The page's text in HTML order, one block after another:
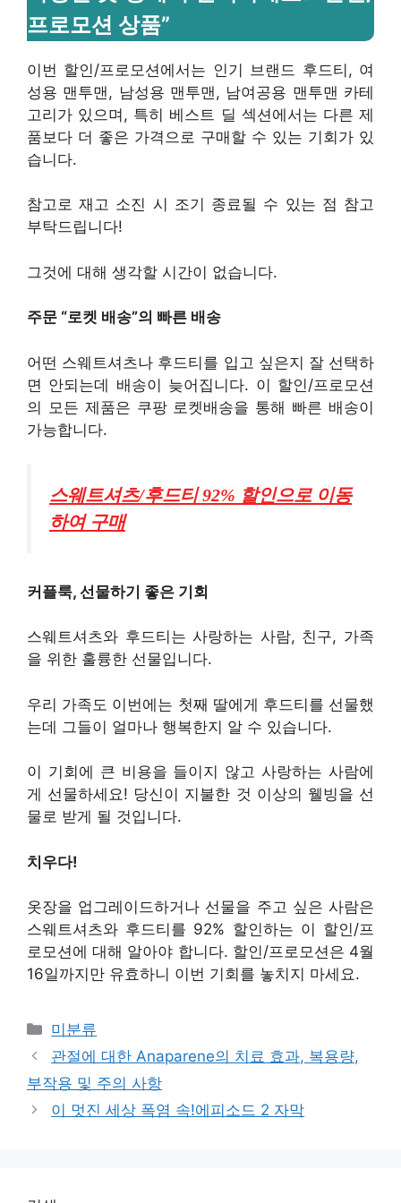
프로모션 상품”
이번 할인/프로모션에서는 인기 브랜드 후드티, 여
성용 맨투맨, 남성용 맨투맨, 남여공용 맨투맨 카테
고리가 있으며, 특히 베스트 딜 섹션에서는 다른 제
품보다 더 좋은 가격으로 구매할 수 있는 기회가 있
습니다.
참고로 재고 소진 시 조기 종료될 수 있는 점 참고
부탁드립니다!
그것에 대해 생각할 시간이 없습니다.
주문 “로켓 배송”의 빠른 배송
어떤 스웨트셔츠나 후드티를 입고 싶은지 잘 선택하
면 안되는데 배송이 늦어집니다. 이 할인/프로모션
의 모든 제품은 쿠팡 로켓배송을 통해 빠른 배송이
가능합니다.
스웨트셔츠/후드티 92% 할인으로 이동
하여 구매
커플룩, 선물하기 좋은 기회
스웨트셔츠와 후드티는 사랑하는 사람, 친구, 가족
을 위한 훌륭한 선물입니다.
우리 가족도 이번에는 첫째 딸에게 후드티를 선물했
는데 그들이 얼마나 행복한지 알 수 있습니다.
이 기회에 큰 비용을 들이지 않고 사랑하는 사람에
게 선물하세요! 당신이 지불한 것 이상의 웰빙을 선
물로 받게 될 것입니다.
치우다!
옷장을 업그레이드하거나 선물을 주고 싶은 사람은
스웨트셔츠와 후드티를 92% 할인하는 이 할인/프
로모션에 대해 알아야 합니다. 할인/프로모션은 4월
16일까지만 유효하니 이번 기회를 놓치지 마세요.
Categories
미분류
관절에 대한 Anaparene의 치료 효과, 복용량,
부작용 및 주의 사항
이 멋진 세상 폭염 속!에피소드 2 자막